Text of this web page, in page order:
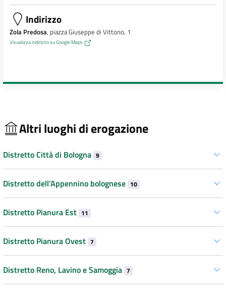
Indirizzo
Zola Predosa, piazza Giuseppe di Vittorio, 1
Visualizza indirizzo su Google Maps
Altri luoghi di erogazione
Distretto Città di Bologna 9
Distretto dell’Appennino bolognese 10
Distretto Pianura Est 11
Distretto Pianura Ovest 7
Distretto Reno, Lavino e Samoggia 7